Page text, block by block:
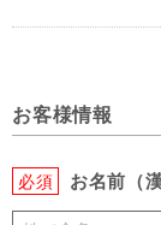
お客様情報
必須 お名前（